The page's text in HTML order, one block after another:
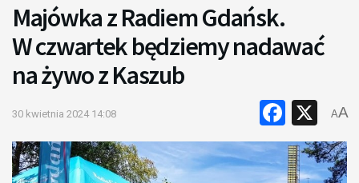
Majówka z Radiem Gdańsk.
W czwartek będziemy nadawać
na żywo z Kaszub
30 kwietnia 2024 14:08 X
AA